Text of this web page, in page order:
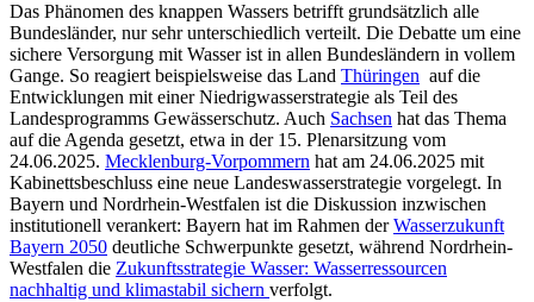
Das Phänomen des knappen Wassers betrifft grundsätzlich alle
Bundesländer, nur sehr unterschiedlich verteilt. Die Debatte um eine
sichere Versorgung mit Wasser ist in allen Bundesländern in vollem
Gange. So reagiert beispielsweise das Land Thüringen auf die
Entwicklungen mit einer Niedrigwasserstrategie als Teil des
Landesprogramms Gewässerschutz. Auch Sachsen hat das Thema
auf die Agenda gesetzt, etwa in der 15. Plenarsitzung vom
24.06.2025. Mecklenburg-Vorpommern hat am 24.06.2025 mit
Kabinettsbeschluss eine neue Landeswasserstrategie vorgelegt. In
Bayern und Nordrhein-Westfalen ist die Diskussion inzwischen
institutionell verankert: Bayern hat im Rahmen derWasserzukunft
Bayern 2050 deutliche Schwerpunkte gesetzt, während Nordrhein-
Westfalen die Zukunftsstrategie Wasser: Wasserressourcen
nachhaltig und klimastabil sichern verfolgt.